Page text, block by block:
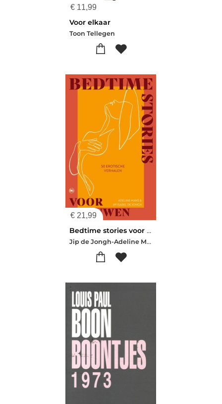
€ 11,99
Voor elkaar
Toon Tellegen
€ 21,99
Bedtime stories voor vrouwen
Jip de Jongh-Adeline Mans